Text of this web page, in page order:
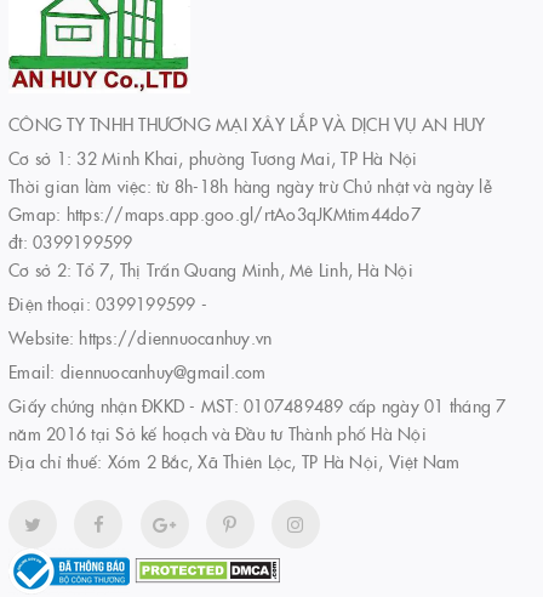
CÔNG TY TNHH THƯƠNG MẠI XÂY LẮP VÀ DỊCH VỤ AN HUY
Cơ sở 1: 32 Minh Khai, phường Tương Mai, TP Hà Nội
Thời gian làm việc: từ 8h-18h hàng ngày trừ Chủ nhật và ngày lễ
Gmap: https://maps.app.goo.gl/rtAo3qJKMtim44do7
đt: 0399199599
Cơ sở 2: Tổ 7, Thị Trấn Quang Minh, Mê Linh, Hà Nội
Điện thoại: 0399199599 -
Website: https://diennuocanhuy.vn
Email: diennuocanhuy@gmail.com
Giấy chứng nhận ĐKKD - MST: 0107489489 cấp ngày 01 tháng 7
năm 2016 tại Sở kế hoạch và Đầu tư Thành phố Hà Nội
Địa chỉ thuế: Xóm 2 Bắc, Xã Thiên Lộc, TP Hà Nội, Việt Nam